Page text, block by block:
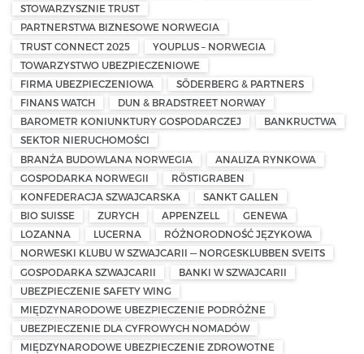
STOWARZYSZNIE TRUST
PARTNERSTWA BIZNESOWE NORWEGIA
TRUST CONNECT 2025
YOUPLUS – NORWEGIA
TOWARZYSTWO UBEZPIECZENIOWE
FIRMA UBEZPIECZENIOWA
SÖDERBERG & PARTNERS
FINANS WATCH
DUN & BRADSTREET NORWAY
BAROMETR KONIUNKTURY GOSPODARCZEJ
BANKRUCTWA
SEKTOR NIERUCHOMOŚCI
BRANŻA BUDOWLANA NORWEGIA
ANALIZA RYNKOWA
GOSPODARKA NORWEGII
RÖSTIGRABEN
KONFEDERACJA SZWAJCARSKA
SANKT GALLEN
BIO SUISSE
ZURYCH APPENZELL
GENEWA
LOZANNA
LUCERNA
RÓŻNORODNOŚĆ JĘZYKOWA
NORWESKI KLUBU W SZWAJCARII — NORGESKLUBBEN SVEITS
GOSPODARKA SZWAJCARII
BANKI W SZWAJCARII
UBEZPIECZENIE SAFETY WING
MIĘDZYNARODOWE UBEZPIECZENIE PODRÓŻNE
UBEZPIECZENIE DLA CYFROWYCH NOMADÓW
MIĘDZYNARODOWE UBEZPIECZENIE ZDROWOTNE